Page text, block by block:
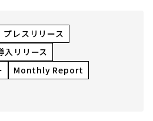
プレスリリース
入リリース
Monthly Report